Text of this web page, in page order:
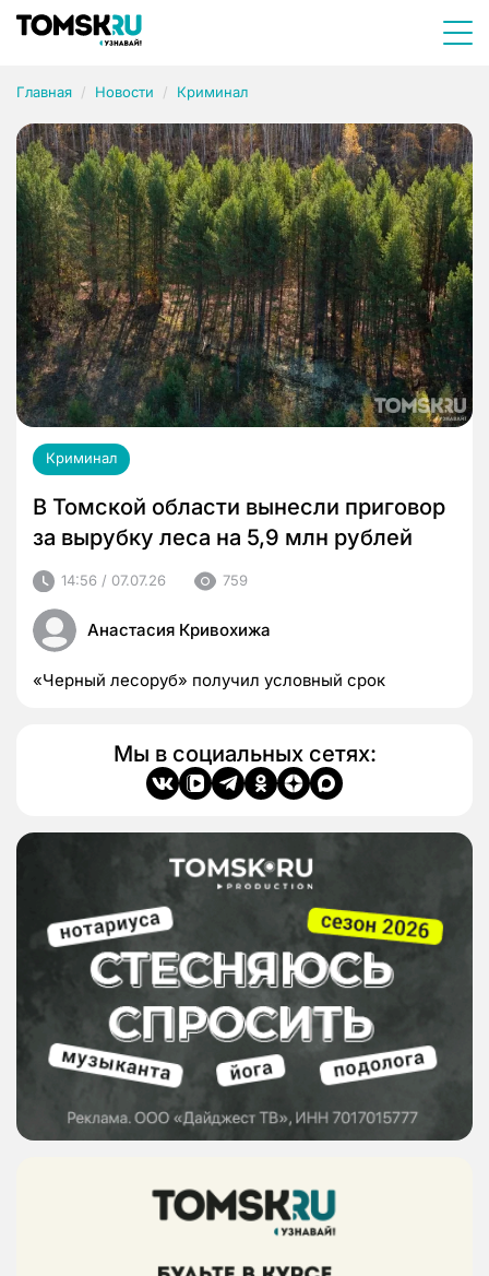
Главная Новости Криминал
Криминал
В Томской области вынесли приговор
за вырубку леса на 5,9 млн рублей
14:56 / 07.07.26 759
Анастасия Кривохижа
«Черный лесоруб» получил условный срок
Мы в социальных сетях: